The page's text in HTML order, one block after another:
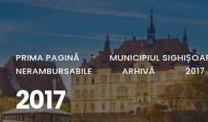
PRIMA PAGINĂ MUNICIPIUL
NERAMBURSABILE
ARHIVĂ 2017
2017